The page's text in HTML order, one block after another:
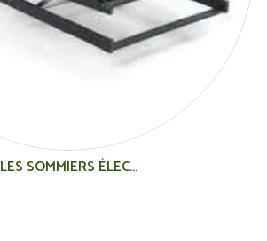
LES SOMMIERS ÉLEC...